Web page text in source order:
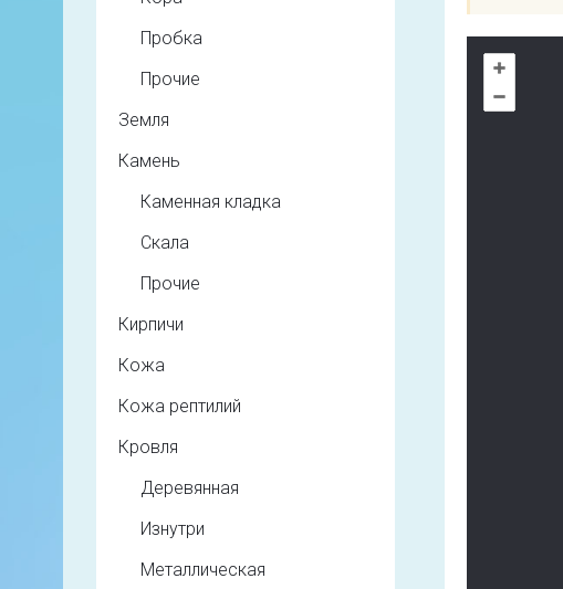
Пробка
Прочие
Земля
Камень
Каменная кладка
Скала
Прочие
Кирпичи
Кожа
Кожа рептилий
Кровля
Деревянная
Изнутри
Металлическая